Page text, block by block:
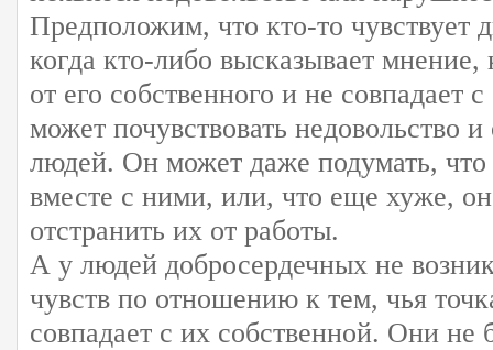
Предположим, что кто-то чувствует
когда кто-либо высказывает мнение,
от его собственного и не совпадает
может почувствовать недовольство и
людей. Он может даже подумать, что
вместе с ними, или, что еще хуже,
отстранить их от работы.
А у людей добросердечных не
чувств по отношению к тем, чья
совпадает с их собственной. Они не